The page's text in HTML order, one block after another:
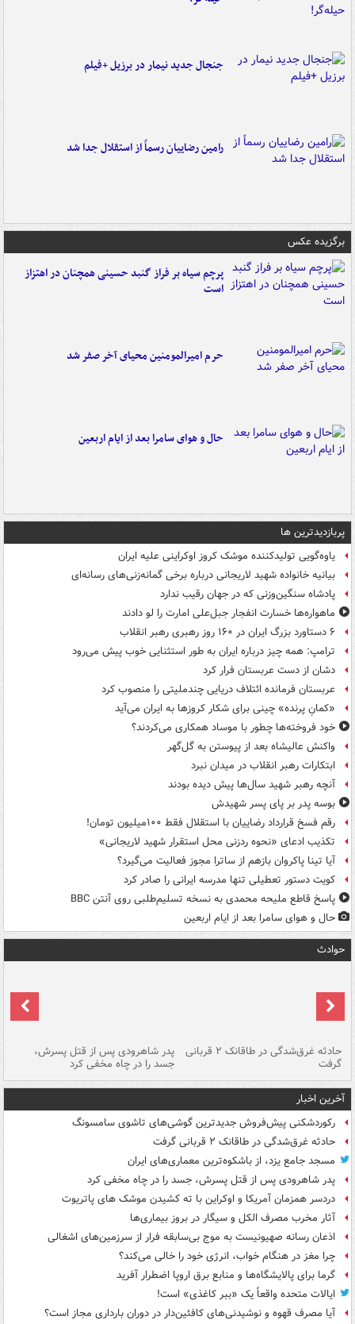
جنجال جدید نیمار در برزیل +فیلم
رامین رضاییان رسماً از استقلال جدا شد
برگزیده عکس
پرچم سیاه بر فراز گنبد حسینی همچنان در اهتزاز
است
حرم امیرالمومنین محیای آخر صفر شد
حال و هوای سامرا بعد از ایام اربعین
پربازدیدترین ها
یاوه‌گویی تولیدکننده موشک کروز اوکراینی علیه ایران
بیانیه خانواده شهید لاریجانی درباره برخی گمانه‌زنی‌های رسانه‌ای
پادشاه سنگین‌وزنی که در جهان رقیب ندارد
ماهواره‌ها خسارت انفجار جبل‌علی امارت را لو دادند
۶ دستاورد بزرگ ایران در ۱۶۰ روز رهبری رهبر انقلاب
ترامپ: همه چیز درباره ایران به طور استثنایی خوب پیش می‌رود
دشان از دست عربستان فرار کرد
عربستان فرمانده ائتلاف دریایی چندملیتی را منصوب کرد
«کمانِ پرنده» چینی برای شکار کروزها به ایران می‌آید
خود فروخته‌ها چطور با موساد همکاری می‌کردند؟
واکنش عالیشاه بعد از پیوستن به گل‌گهر
ابتکارات رهبر انقلاب در میدان نبرد
آنچه رهبر شهید سال‌ها پیش دیده بودند
بوسه‌ پدر بر پای پسر شهیدش
رقم فسخ قرارداد رضاییان با استقلال فقط ۱۰۰میلیون تومان!
تکذیب ادعای «نحوه ردزنی محل استقرار شهید لاریجانی»
آیا تینا پاکروان بازهم از ساترا مجوز فعالیت می‌گیرد؟
کویت دستور تعطیلی تنها مدرسه ایرانی را صادر کرد
پاسخ قاطع ملیحه محمدی به نسخه تسلیم‌طلبی روی آنتن BBC
حال و هوای سامرا بعد از ایام اربعین
حوادث
حادثه غرق‌شدگی در طاقانک ۲ قربانی
گرفت
پدر شاهرودی پس از قتل پسرش،
جسد را در چاه مخفی کرد
آخرین اخبار
رکوردشکنی پیش‌فروش جدیدترین گوشی‌های تاشوی سامسونگ
حادثه غرق‌شدگی در طاقانک ۲ قربانی گرفت
مسجد جامع یزد، از باشکوه‌ترین معماری‌های ایران
پدر شاهرودی پس از قتل پسرش، جسد را در چاه مخفی کرد
دردسر همزمان آمریکا و اوکراین با ته کشیدن موشک های پاتریوت
آثار مخرب مصرف الکل و سیگار در بروز بیماری‌ها
اذعان رسانه صهیونیست به موج بی‌سابقه فرار از سرزمین‌های اشغالی
چرا مغز در هنگام خواب، انرژی خود را خالی می‌کند؟
گرما برای پالایشگاه‌ها و منابع برق اروپا اضطرار آفرید
ایالات متحده واقعاً یک «ببر کاغذی» است!
آیا مصرف قهوه و نوشیدنی‌های کافئین‌دار در دوران بارداری مجاز است؟